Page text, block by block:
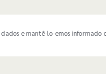
dados e mantê-lo-emos informado